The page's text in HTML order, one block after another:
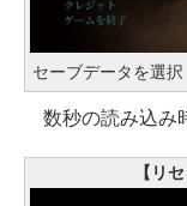
セーブデータを選択
数秒の読み込み
【リ